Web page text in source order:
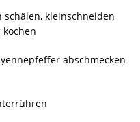
kleinschneiden
abschmecken